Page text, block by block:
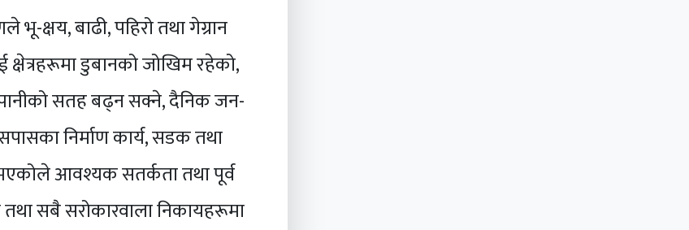
क्षय, बाढी, पहिरो तथा गेग्रान
डुबानको जोखिम रहेको,
सतह बढ्न सक्ने, दैनिक जन-
निर्माण कार्य, सडक तथा
आवश्यक सतर्कता तथा पूर्व
सबै सरोकारवाला निकायहरूमा